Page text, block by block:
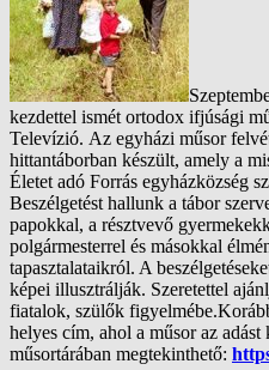
kezdettel ismét ortodox ifjúsági
Televízió. Az egyházi műsor
hittantáborban készült, amely a
Életet adó Forrás egyházközség
Beszélgetést hallunk a tábor
papokkal, a résztvevő
polgármesterrel és másokkal
tapasztalataikról. A
képei illusztrálják. Szeretettel
fiatalok, szülők
helyes cím, ahol a műsor az
műsortárában megtekinthető: